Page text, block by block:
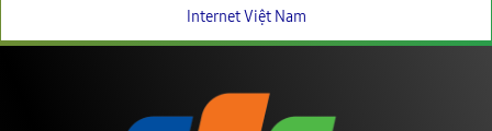
Internet Việt Nam